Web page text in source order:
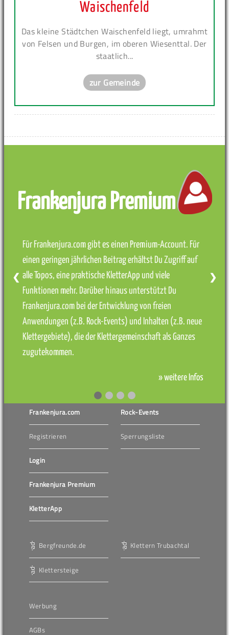
Waischenfeld
Das kleine Städtchen Waischenfeld liegt, umrahmt
von Felsen und Burgen, im oberen Wiesenttal. Der
staatlich...
zur Gemeinde
Frankenjura Premium
Für Frankenjura.com gibt es einen Premium-Account. Für
einen geringen jährlichen Beitrag erhältst Du Zugriff auf
alle Topos, eine praktische KletterApp und viele
Funktionen mehr. Darüber hinaus unterstützt Du
Frankenjura.com bei der Entwicklung von freien
Anwendungen (z.B. Rock-Events) und Inhalten (z.B. neue
Klettergebiete), die der Klettergemeinschaft als Ganzes
zugutekommen.
» weitere Infos
❮ ❯
Frankenjura.com
Registrieren
Login
Frankenjura Premium
KletterApp
Rock-Events
Sperrungsliste
Bergfreunde.de
Klettersteige
Klettern Trubachtal
Werbung
AGBs